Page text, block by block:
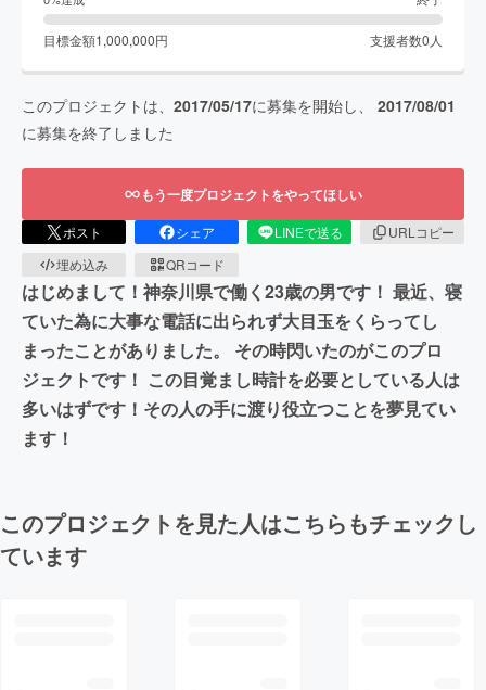
目標金額1,000,000円 支援者数0 人
このプロジェクトは、 2017/05/17に募集を開始し、 2017/08/01
に募集を終了しました
もう一度プロジェクトをやってほしい
ポスト シェア LINEで送る
URLコピー
埋め込み
QRコード
はじめまして！神奈川県で働く23歳の男です！ 最近、寝
ていた為に大事な電話に出られず大目玉をくらってし
まったことがありました。 その時閃いたのがこのプロ
ジェクトです！ この目覚まし時計を必要としている人は
多いはずです！その人の手に渡り役立つことを夢見てい
ます！
このプロジェクトを見た人はこちらもチェックし
ています